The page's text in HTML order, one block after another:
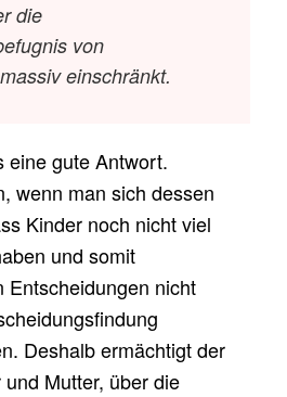
die
von
einschränkt.
eine gute Antwort.
wenn man sich dessen
Kinder noch nicht viel
und somit
Entscheidungen nicht
Deshalb ermächtigt der
Mutter, über die